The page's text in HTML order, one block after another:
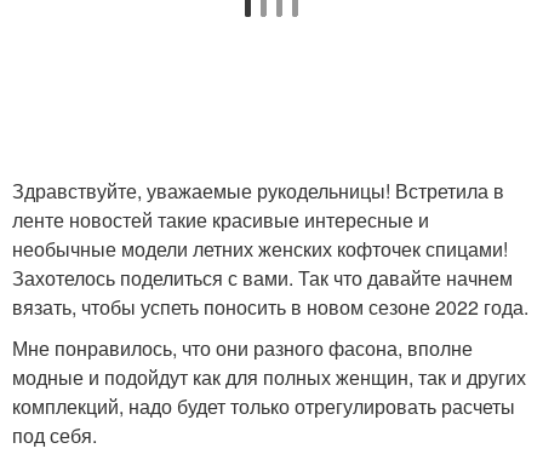
Здравствуйте, уважаемые рукодельницы! Встретила в
ленте новостей такие красивые интересные и
необычные модели летних женских кофточек спицами!
Захотелось поделиться с вами. Так что давайте начнем
вязать, чтобы успеть поносить в новом сезоне 2022 года.
Мне понравилось, что они разного фасона, вполне
модные и подойдут как для полных женщин, так и других
комплекций, надо будет только отрегулировать расчеты
под себя.